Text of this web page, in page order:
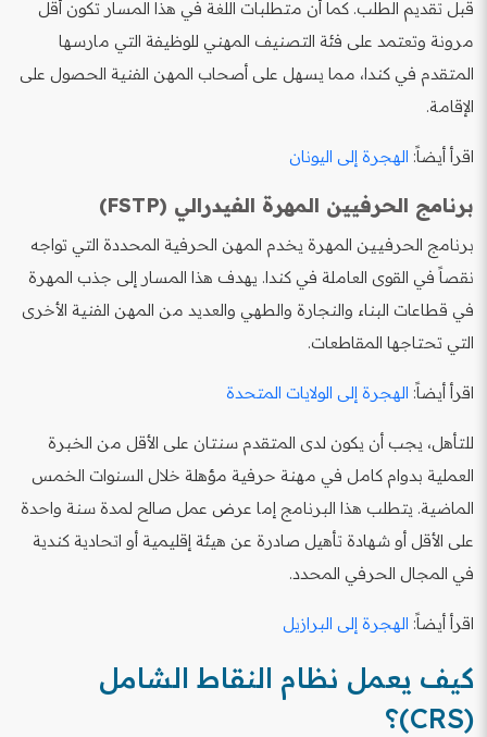
قبل تقديم الطلب. كما أن متطلبات اللغة في هذا المسار تكون أقل
مرونة وتعتمد على فئة التصنيف المهني للوظيفة التي مارسها
المتقدم في كندا، مما يسهل على أصحاب المهن الفنية الحصول على
الإقامة.
اقرأ أيضاً: الهجرة إلى اليونان
برنامج الحرفيين المهرة الفيدرالي (FSTP)
برنامج الحرفيين المهرة يخدم المهن الحرفية المحددة التي تواجه
نقصاً في القوى العاملة في كندا. يهدف هذا المسار إلى جذب المهرة
في قطاعات البناء والنجارة والطهي والعديد من المهن الفنية الأخرى
التي تحتاجها المقاطعات.
اقرأ أيضاً: الهجرة إلى الولايات المتحدة
للتأهل، يجب أن يكون لدى المتقدم سنتان على الأقل من الخبرة
العملية بدوام كامل في مهنة حرفية مؤهلة خلال السنوات الخمس
الماضية. يتطلب هذا البرنامج إما عرض عمل صالح لمدة سنة واحدة
على الأقل أو شهادة تأهيل صادرة عن هيئة إقليمية أو اتحادية كندية
في المجال الحرفي المحدد.
اقرأ أيضاً: الهجرة إلى البرازيل
كيف يعمل نظام النقاط الشامل
(CRS)؟